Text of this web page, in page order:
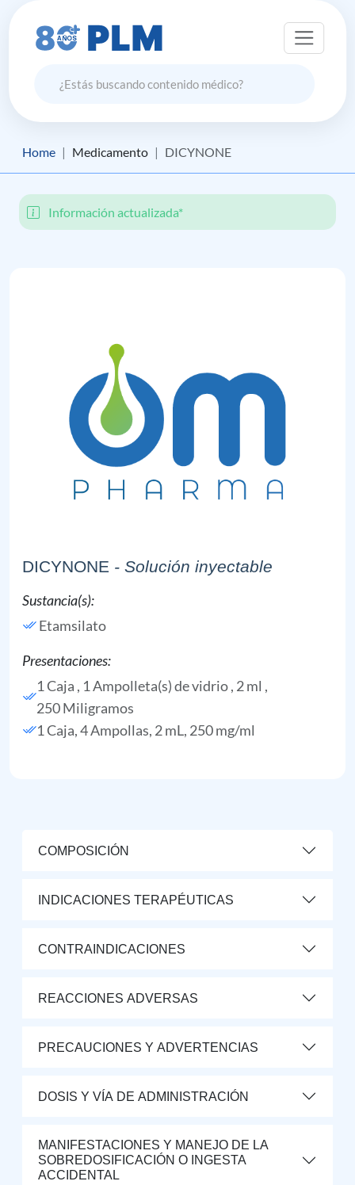
Home Medicamento DICYNONE
Información actualizada*
DICYNONE - Solución inyectable
Sustancia(s):
Etamsilato
Presentaciones:
1 Caja , 1 Ampolleta(s) de vidrio , 2 ml ,
250 Miligramos
1 Caja, 4 Ampollas, 2 mL, 250 mg/ml
COMPOSICIÓN
INDICACIONES TERAPÉUTICAS
CONTRAINDICACIONES
REACCIONES ADVERSAS
PRECAUCIONES Y ADVERTENCIAS
DOSIS Y VÍA DE ADMINISTRACIÓN
MANIFESTACIONES Y MANEJO DE LA
SOBREDOSIFICACIÓN O INGESTA
ACCIDENTAL